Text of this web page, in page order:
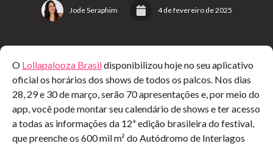
Jode Seraphim 4 de fevereiro de 2025
O Lollapalooza Brasildisponibilizou hoje no seu aplicativo
oficial os horários dos shows de todos os palcos. Nos dias
28, 29 e 30 de março, serão 70 apresentações e, por meio do
app, você pode montar seu calendário de shows e ter acesso
a todas as informações da 12ª edição brasileira do festival,
que preenche os 600 mil m² do Autódromo de Interlagos